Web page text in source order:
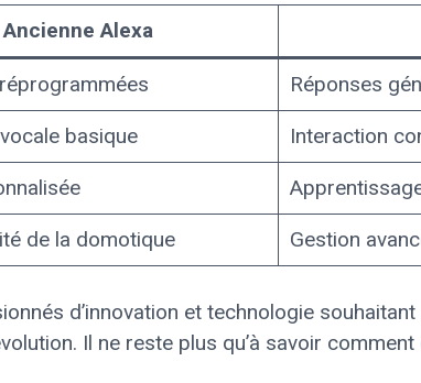
Ancienne Alexa
Réponses
basique Interaction
de la domotique Gestion
d’innovation et technologie
Il ne reste plus qu’à savoir